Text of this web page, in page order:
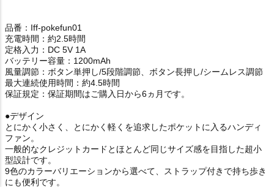
品番：Iff-pokefun01
充電時間：約2.5時間
定格入力：DC 5V 1A
バッテリー容量：1200mAh
風量調節：ボタン単押し/5段階調節、ボタン長押し/シームレス調節
最大連続使用時間：約4.5時間
保証規定：保証期間はご購入日から6ヵ月です。
●デザイン
とにかく小さく、とにかく軽くを追求したポケットに入るハンディ
ファン。
一般的なクレジットカードとほとんど同じサイズ感を目指した超小
型設計です。
9色のカラーバリエーションから選べて、ストラップ付きで持ち歩き
にも便利です。